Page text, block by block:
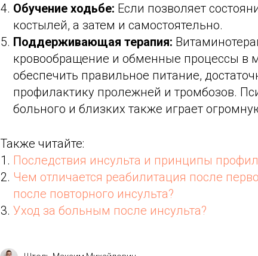
Обучение ходьбе: Если позволяет
костылей, а затем и самостоятельно.
Поддерживающая терапия:
кровообращение и обменные процессы в
обеспечить правильное питание,
профилактику пролежней и тромбозов.
больного и близких также играет
Также читайте:
Последствия инсульта и принципы
Чем отличается реабилитация после
после повторного инсульта?
Уход за больным после инсульта?